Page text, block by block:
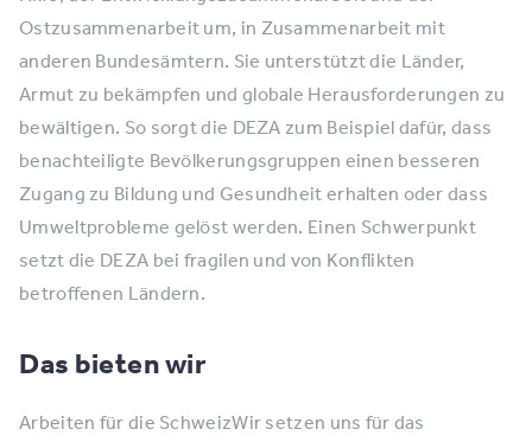
Ostzusammenarbeit um, in Zusammenarbeit mit
anderen Bundesämtern. Sie unterstützt die Länder,
Armut zu bekämpfen und globale Herausforderungen zu
bewältigen. So sorgt die DEZA zum Beispiel dafür, dass
benachteiligte Bevölkerungsgruppen einen besseren
Zugang zu Bildung und Gesundheit erhalten oder dass
Umweltprobleme gelöst werden. Einen Schwerpunkt
setzt die DEZA bei fragilen und von Konflikten
betroffenen Ländern.
Das bieten wir
Arbeiten für die SchweizWir setzen uns für das